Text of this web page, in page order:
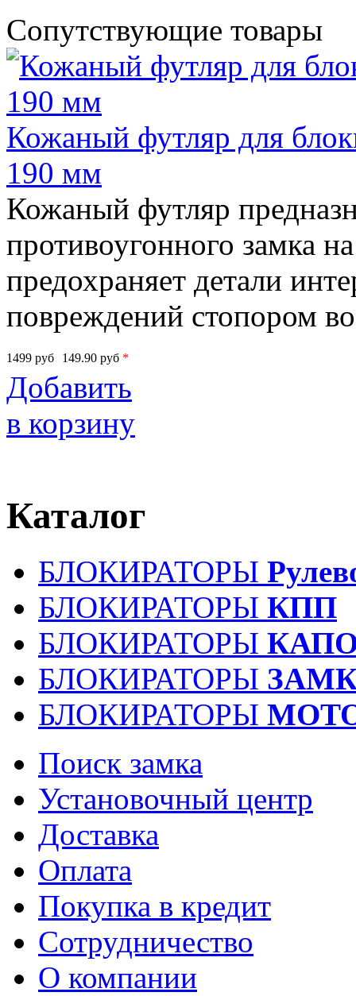
Сопутствующие товары
Кожаный футляр для
190 мм
Кожаный футляр
противоугонного замка
предохраняет детали
повреждений стопором
1499 руб 149.90 руб *
Добавить
в корзину
Каталог
БЛОКИРАТОРЫ
БЛОКИРАТОРЫ КПП
БЛОКИРАТОРЫ
БЛОКИРАТОРЫ
БЛОКИРАТОРЫ
Поиск замка
Установочный центр
Доставка
Оплата
Покупка в кредит
Сотрудничество
О компании